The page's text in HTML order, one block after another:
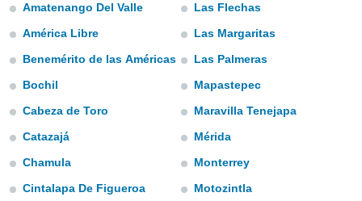
simili,
la
ACCETTA
IMPOSTAZIONI
Amatenango Del Valle
América Libre
Benemérito de las Américas
Bochil
Cabeza de Toro
Catazajá
Chamula
Cintalapa De Figueroa
Las Flechas
Las Margaritas
Las Palmeras
Mapastepec
Maravilla Tenejapa
Mérida
Monterrey
Motozintla